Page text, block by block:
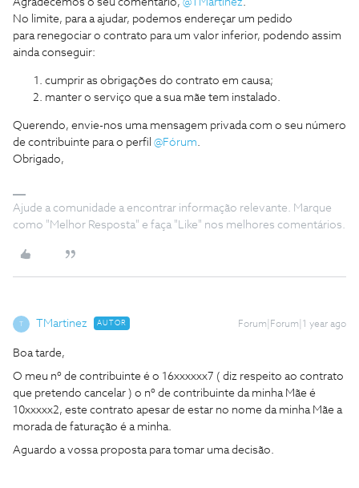
Agradecemos o seu comentário, ​ @TMartinez.
No limite, para a ajudar, podemos endereçar um pedido
para renegociar o contrato para um valor inferior, podendo assim
ainda conseguir:
cumprir as obrigações do contrato em causa;
manter o serviço que a sua mãe tem instalado.
Querendo, envie-nos uma mensagem privada com o seu número
de contribuinte para o perfil ​ @Fórum.
Obrigado,
Ajude a comunidade a encontrar informação relevante. Marque
como "Melhor Resposta" e faça "Like" nos melhores comentários.
T TMartinez AUTOR Forum|Forum|1 year ago
Boa tarde,
O meu nº de contribuinte é o 16xxxxxx7 ( diz respeito ao contrato
que pretendo cancelar ) o nº de contribuinte da minha Mãe é
10xxxxx2, este contrato apesar de estar no nome da minha Mãe a
morada de faturação é a minha.
Aguardo a vossa proposta para tomar uma decisão.